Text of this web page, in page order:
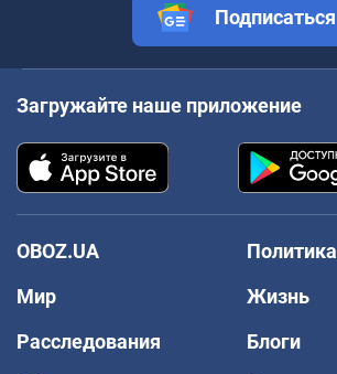
Подписаться
Загружайте наше приложение
OBOZ.UA
Политика
Мир
Жизнь
Расследования
Блоги